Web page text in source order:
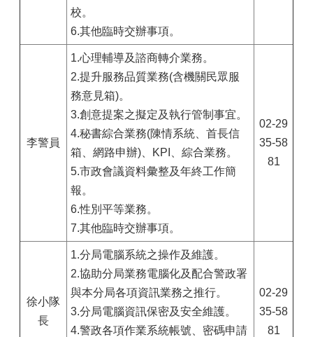
校。
6.其他臨時交辦事項。
李警員
1.心理輔導及諮商轉介業務。
2.提升服務品質業務(含機關民眾服
務意見箱)。
3.創意提案之擬定及執行管制事宜。
4.秘書綜合業務(陳情系統、首長信
箱、網路申辦)、KPI、綜合業務。
5.市政會議資料彙整及年終工作簡
報。
6.性別平等業務。
7.其他臨時交辦事項。
02-29
35-58
81
徐小隊
長
1.分局電腦系統之操作及維護。
2.協助分局業務電腦化及配合警政署
與本分局各項資訊業務之推行。
3.分局電腦資訊保密及安全維護。
4.警政各項作業系統帳號、密碼申請
02-29
35-58
81